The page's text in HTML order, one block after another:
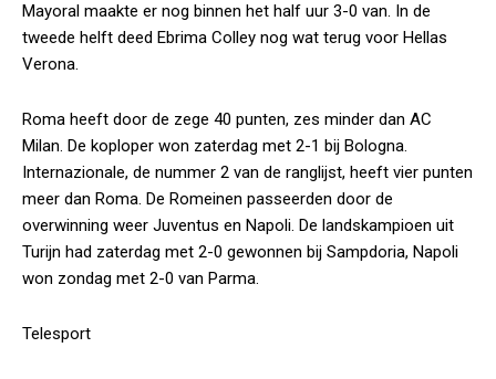
Mayoral maakte er nog binnen het half uur 3-0 van. In de
tweede helft deed Ebrima Colley nog wat terug voor Hellas
Verona.
Roma heeft door de zege 40 punten, zes minder dan AC
Milan. De koploper won zaterdag met 2-1 bij Bologna.
Internazionale, de nummer 2 van de ranglijst, heeft vier punten
meer dan Roma. De Romeinen passeerden door de
overwinning weer Juventus en Napoli. De landskampioen uit
Turijn had zaterdag met 2-0 gewonnen bij Sampdoria, Napoli
won zondag met 2-0 van Parma.
Telesport